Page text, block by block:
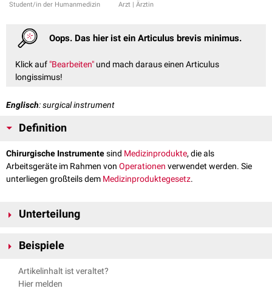
Student/in der Humanmedizin Arzt | Ärztin
Oops. Das hier ist ein Articulus brevis minimus.
Klick auf "Bearbeiten" und mach daraus einen Articulus
longissimus!
Englisch: surgical instrument
Definition
Chirurgische Instrumentesind Medizinprodukte, die als
Arbeitsgeräte im Rahmen von Operationen verwendet werden. Sie
unterliegen großteils dem Medizinproduktegesetz.
Unterteilung
...nach Art
Blutgefäßen
nichtelektrische Instrumente, z.B.
Beispiele
Instrument Beschreibung
Artikelinhalt ist veraltet?
Hier melden